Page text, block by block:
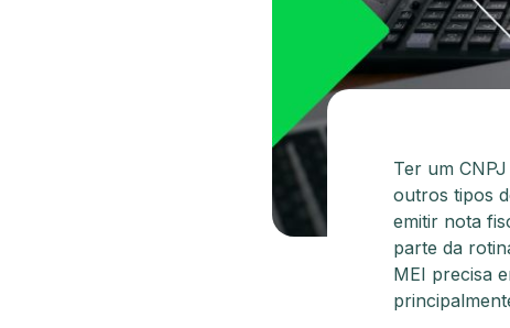
Ter um
outros tipos
emitir nota
parte da
MEI precisa